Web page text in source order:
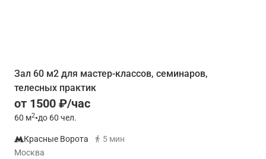
Зал 60 м2 для мастер-классов, семинаров,
телесных практик
от 1500 ₽/час
60 м2•до 60 чел.
Красные Ворота
5 мин
Москва